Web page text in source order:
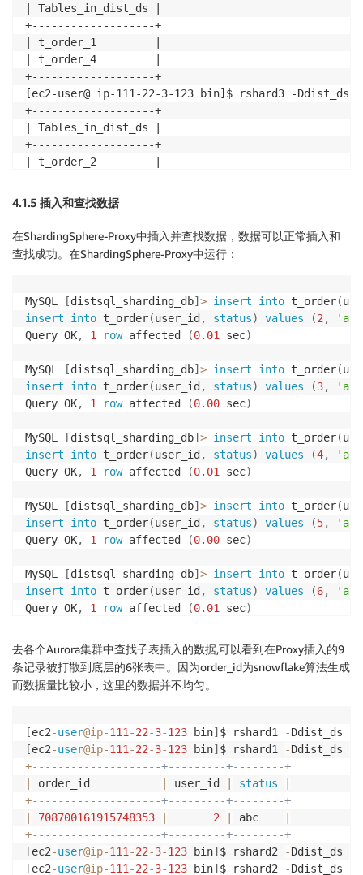
| Tables_in_dist_ds |
+-------------------+
| t_order_1         |
| t_order_4         |
+-------------------+
[ec2-user@ ip-111-22-3-123 bin]$ rshard3 -Ddist_ds
+-------------------+
| Tables_in_dist_ds |
+-------------------+
| t_order_2         |
+-------------------+
4.1.5 插入和查找数据
在ShardingSphere-Proxy中插入并查找数据，数据可以正常插入和
查找成功。在ShardingSphere-Proxy中运行：
MySQL [distsql_sharding_db] > insert into t_order(
insert
into t_order(user_id , status) values (2 ,
Query OK, 1 row affected (0.01 sec)
MySQL [distsql_sharding_db] > insert into t_order(
insert
into t_order(user_id , status) values (3,
Query OK, 1 row affected (0.00 sec)
MySQL [distsql_sharding_db] > insert into t_order(
insert
into t_order(user_id , status) values (4,
Query OK, 1 row affected (0.01 sec)
MySQL [distsql_sharding_db] > insert into t_order(
insert
into t_order(user_id , status) values (5,
Query OK, 1 row affected (0.00 sec)
MySQL [distsql_sharding_db] > insert into t_order(
insert
into t_order(user_id , status) values (6,
Query OK, 1 row affected (0.01 sec)
MySQL distsql_sharding_db ]> insert into t_order
insert
into t_order ( user_id , status values ( 7,
Query OK, 1 row affected ( 0.00 sec )
insert
into t_order user_id, status) values (8
Query OK, 1 row affected 0.01 sec)
MySQL [ distsql_sharding_db] insert into t_order
Query OK
affected sec
MySQL distsql_sharding_db insert t_order
Query OK, 1 row affected 0.00 sec)
去各个Aurora集群中查找子表插入的数据,可以看到在Proxy插入的9
条记录被打散到底层的6张表中。因为order_id为snowflake算法生成
而数据量比较小，这里的数据并不均匀。
[ec2-user@ip-111 -22-3-123 bin] $ rshard1 -Ddist_ds
[ec2-user@ip-111 -22-3-123 bin] $ rshard1 -Ddist_ds
+--------------------+---------+--------+
order_id user_id status
+--------------------+---------+--------+
708700161915748353 2 abc
+--------------------+---------+--------+
[ec2-user@ip-111 -22-3-123 bin] $ rshard2 -Ddist_ds
[ec2-user@ip-111 -22-3-123 bin] $ rshard2 -Ddist_ds